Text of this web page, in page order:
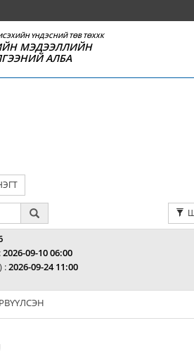
ҮНДЭСНИЙ ТӨВ ТӨХХК
МЭДЭЭЛЛИЙН
АЛБА
2026-09-10 06:00
:2026-09-24 11:00